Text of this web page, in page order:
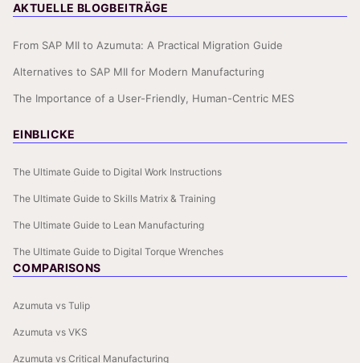
AKTUELLE BLOGBEITRÄGE
From SAP MII to Azumuta: A Practical Migration Guide
Alternatives to SAP MII for Modern Manufacturing
The Importance of a User-Friendly, Human-Centric MES
EINBLICKE
The Ultimate Guide to Digital Work Instructions
The Ultimate Guide to Skills Matrix & Training
The Ultimate Guide to Lean Manufacturing
The Ultimate Guide to Digital Torque Wrenches
COMPARISONS
Azumuta vs Tulip
Azumuta vs VKS
Azumuta vs Critical Manufacturing